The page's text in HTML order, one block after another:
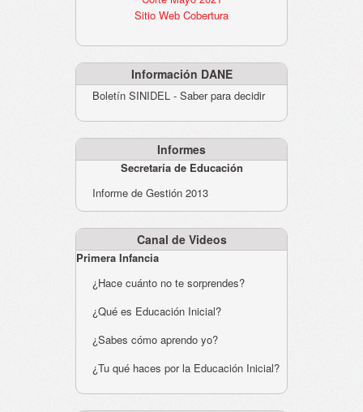
Sitio Web Cobertura
Información DANE
Boletín SINIDEL - Saber para decidir
Informes
Secretaría de Educación
Informe de Gestión 2013
Canal de Videos
Primera Infancia
¿Hace cuánto no te sorprendes?
¿Qué es Educación Inicial?
¿Sabes cómo aprendo yo?
¿Tu qué haces por la Educación Inicial?